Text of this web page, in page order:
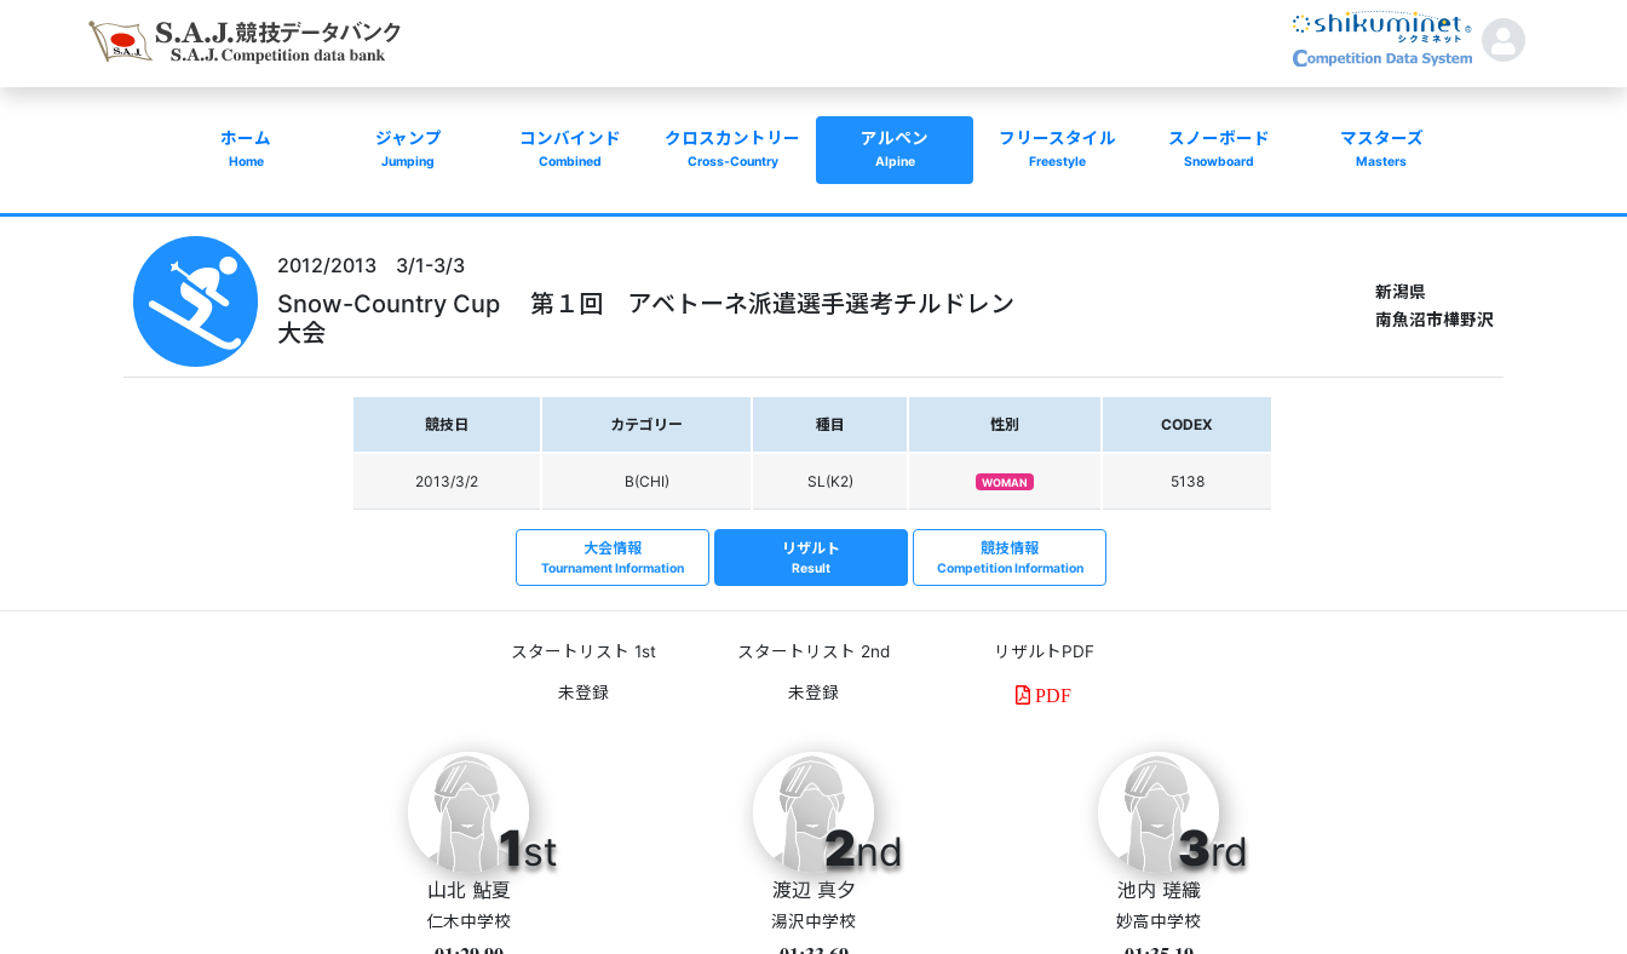
ホーム
Home
ジャンプ
Jumping
コンバインド
Combined
クロスカントリー
Cross-Country
アルペン
Alpine
フリースタイル
Freestyle
スノーボード
Snowboard
マスターズ
Masters
2012/2013 3/1-3/3
Snow-Country Cup 第１回 アベトーネ派遣選手選考チルドレン
大会
新潟県
南魚沼市樺野沢
競技日 カテゴリー 種目 性別 CODEX
2013/3/2 B(CHI) SL(K2) WOMAN 5138
大会情報
Tournament Information
リザルト
Result
競技情報
Competition Information
スタートリスト 1st スタートリスト 2nd リザルトPDF
PDF
1st
山北 鮎夏
仁木中学校
2nd
渡辺 真夕
湯沢中学校
3rd
池内 瑳織
妙高中学校